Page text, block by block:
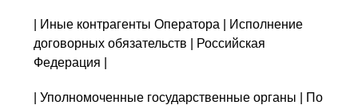
| Иные контрагенты Оператора | Исполнение
договорных обязательств | Российская
Федерация |
| Уполномоченные государственные органы | По